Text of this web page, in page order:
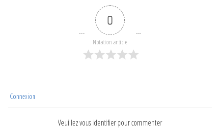
0
Notation article
Connexion
Veuillez vous identifier pour commenter